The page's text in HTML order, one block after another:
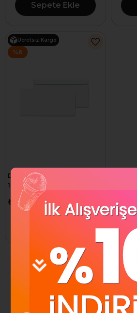
Sepete Ekle
DİPLOMAT ZARFI 500 ADET
10.5 CM X 24 CM
₺882,66 ₺939,34
Ücretsiz Kargo
%6
1